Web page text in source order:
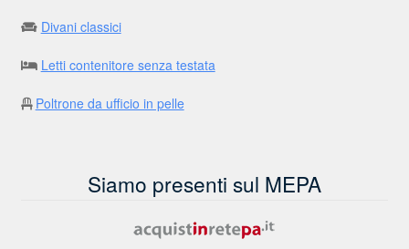
Divani classici
Letti contenitore senza testata
Poltrone da ufficio in pelle
Siamo presenti sul MEPA